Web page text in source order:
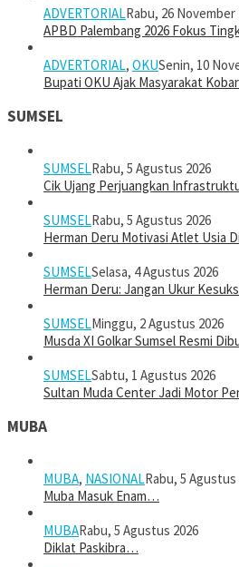
ADVERTORIALRabu, 26 November
APBD Palembang 2026 Fokus
ADVERTORIAL, OKUSenin, 10
Bupati OKU Ajak Masyarakat
SUMSEL
SUMSELRabu, 5 Agustus 2026
Cik Ujang Perjuangkan
SUMSELRabu, 5 Agustus 2026
Herman Deru Motivasi Atlet Usia
SUMSELSelasa, 4 Agustus 2026
Herman Deru: Jangan Ukur
SUMSELMinggu, 2 Agustus 2026
Musda XI Golkar Sumsel Resmi
SUMSELSabtu, 1 Agustus 2026
Sultan Muda Center Jadi Motor
MUBA
MUBA, NASIONALRabu, 5 Agustus
Muba Masuk Enam…
MUBARabu, 5 Agustus 2026
Diklat Paskibra…